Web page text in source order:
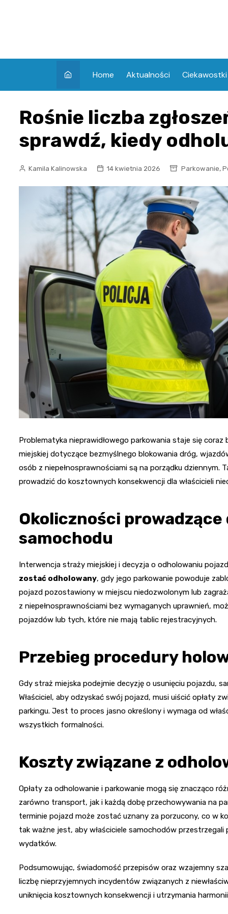
Home Aktualności Ciekawostki
Rośnie liczba
sprawdź, kiedy
Kamila Kalinowska 14 kwietnia 2026 Parkowanie,
Problematyka nieprawidłowego parkowania staje się
miejskiej dotyczące bezmyślnego blokowania dróg,
osób z niepełnosprawnościami są na porządku dziennym.
prowadzić do kosztownych konsekwencji dla właścicieli
Okoliczności prowadzące
samochodu
Interwencja straży miejskiej i decyzja o odholowaniu
zostać odholowany, gdy jego parkowanie powoduje
pojazd pozostawiony w miejscu niedozwolonym lub
z niepełnosprawnościami bez wymaganych uprawnień,
pojazdów lub tych, które nie mają tablic rejestracyjnych.
Przebieg procedury
Gdy straż miejska podejmie decyzję o usunięciu pojazdu,
Właściciel, aby odzyskać swój pojazd, musi uiścić opłaty
parkingu. Jest to proces jasno określony i wymaga od
wszystkich formalności.
Koszty związane z
Opłaty za odholowanie i parkowanie mogą się znacząco
zarówno transport, jak i każdą dobę przechowywania na
terminie pojazd może zostać uznany za porzucony, co w
tak ważne jest, aby właściciele samochodów
wydatków.
Podsumowując, świadomość przepisów oraz wzajemny
liczbę nieprzyjemnych incydentów związanych z
uniknięcia kosztownych konsekwencji i utrzymania